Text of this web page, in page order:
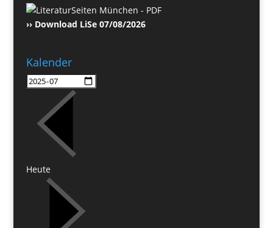
›› Download LiSe 07/08/2026
Kalender
Heute